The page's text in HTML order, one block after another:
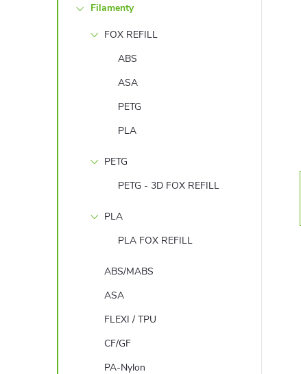
Filamenty
FOX REFILL
ABS
ASA
PETG
PLA
PETG
PETG - 3D FOX REFILL
PLA
PLA FOX REFILL
ABS/MABS
ASA
FLEXI / TPU
CF/GF
PA-Nylon